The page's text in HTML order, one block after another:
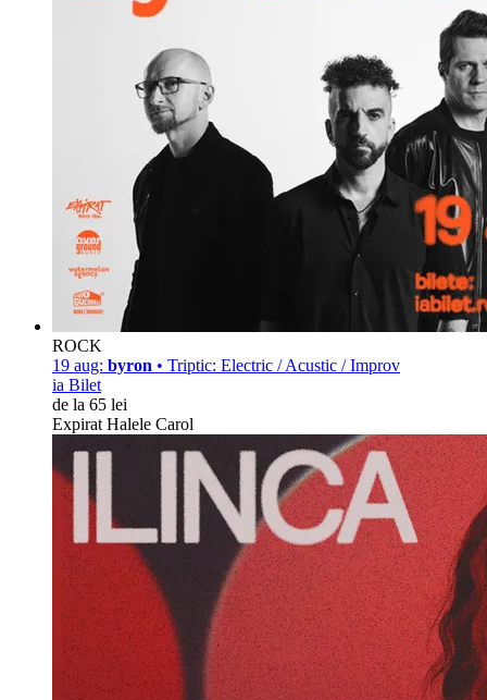
ROCK
19 aug: byron • Triptic: Electric / Acustic / Improv
ia Bilet
de la 65 lei
Expirat Halele Carol